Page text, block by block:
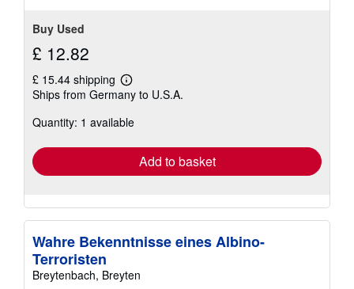
Buy Used
£ 12.82
£ 15.44 shipping
Learn
more
shipping
Ships from Germany to U.S.A.
Quantity: 1 available
Add to basket
Wahre Bekenntnisse eines Albino-
Terroristen
Breytenbach, Breyten